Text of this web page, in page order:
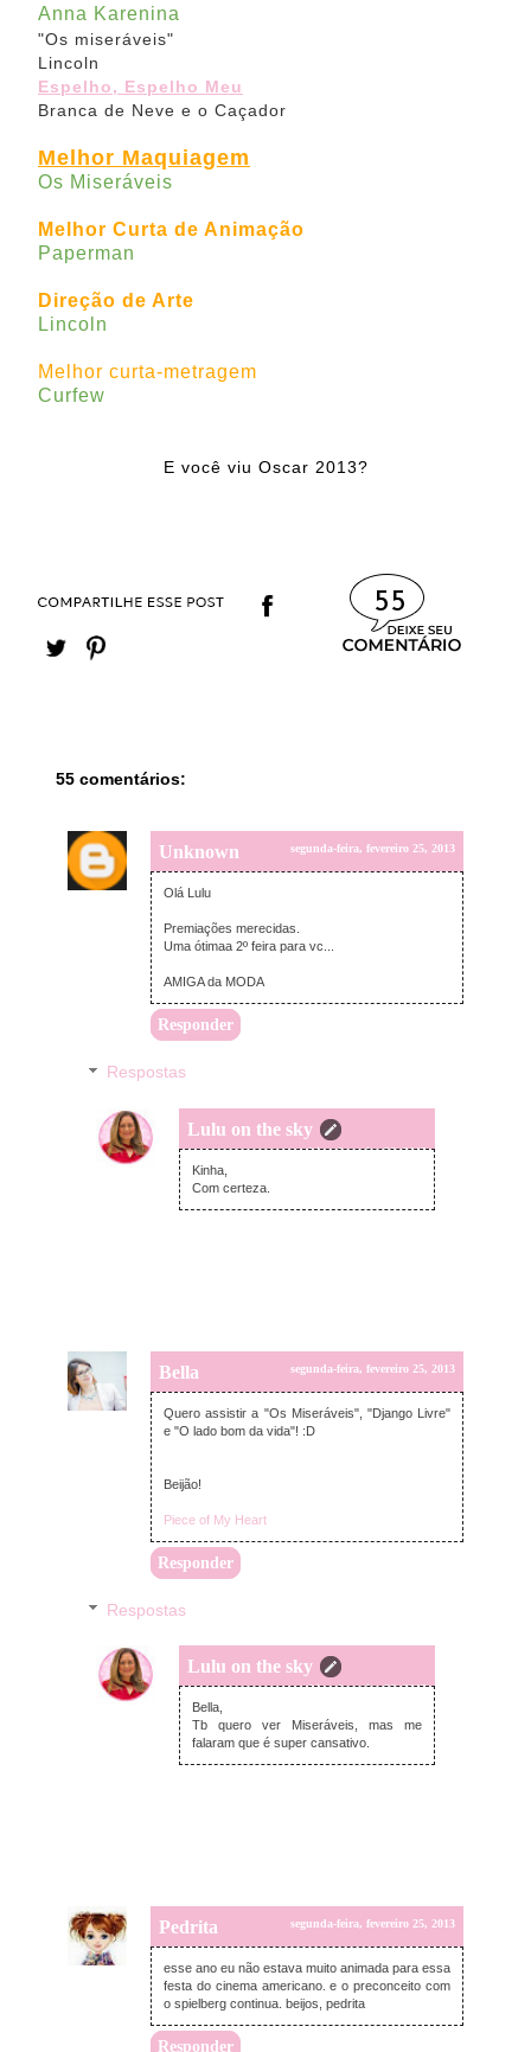
Anna Karenina
"Os miseráveis"
Lincoln
Espelho, Espelho Meu
Branca de Neve e o Caçador
Melhor Maquiagem
Os Miseráveis
Melhor Curta de Animação
Paperman
Direção de Arte
Lincoln
Melhor curta-metragem
Curfew
E você viu Oscar 2013?
55
55 comentários:
Unknown segunda-feira, fevereiro 25, 2013
Olá Lulu
Premiações merecidas.
Uma ótimaa 2º feira para vc...
AMIGA da MODA
Responder
Respostas
Lulu on the sky
terça-feira, fevereiro 26, 2013
Kinha,
Com certeza.
Bella segunda-feira, fevereiro 25, 2013
Quero assistir a "Os Miseráveis", "Django Livre"
e "O lado bom da vida"! :D
Beijão!
Piece of My Heart
Responder
Respostas
Lulu on the sky
terça-feira, fevereiro 26, 2013
Bella,
Tb quero ver Miseráveis, mas me
falaram que é super cansativo.
Pedrita segunda-feira, fevereiro 25, 2013
esse ano eu não estava muito animada para essa
festa do cinema americano. e o preconceito com
o spielberg continua. beijos, pedrita
Responder